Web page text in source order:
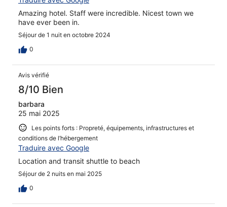
Amazing hotel. Staff were incredible. Nicest town we
have ever been in.
Séjour de 1 nuit en octobre 2024
0
Avis vérifié
8/10 Bien
barbara
25 mai 2025
Les points forts : Propreté, équipements, infrastructures et
conditions de l’hébergement
Traduire avec Google
Location and transit shuttle to beach
Séjour de 2 nuits en mai 2025
0